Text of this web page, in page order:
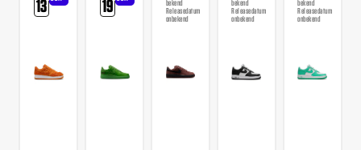
13 19
bekend
Releasedatum
onbekend
bekend
Releasedatum
onbekend
bekend
Releasedatum
onbekend